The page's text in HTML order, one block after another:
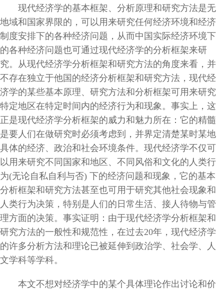
现代经济学的基本框架、分析原理和研究方法是无
地域和国家界限的，可以用来研究任何经济环境和经济
制度安排下的各种经济问题，从而中国实际经济环境下
的各种经济问题也可通过现代经济学的分析框架来研
究。从现代经济学分析框架和研究方法的角度来看，并
不存在独立于他国的经济分析框架和研究方法，现代经
济学的某些基本原理、研究方法和分析框架可用来研究
特定地区在特定时间内的经济行为和现象。事实上，这
正是现代经济学分析框架的威力和魅力所在：它的精髓
是要人们在做研究时必须考虑到，并界定清楚某时某地
具体的经济、政治和社会环境条件。现代经济学不仅可
以用来研究不同国家和地区、不同风俗和文化的人类行
为(无论自私自利与否) 下的经济问题和现象，它的基本
分析框架和研究方法甚至也可用于研究其他社会现象和
人类行为决策，特别是人们的日常生活、接人待物与管
理方面的决策。事实证明：由于现代经济学分析框架和
研究方法的一般性和规范性，在过去20年，现代经济学
的许多分析方法和理论已被延伸到政治学、社会学、人
文学科等学科。
本文不想对经济学中的某个具体理论作出讨论和价